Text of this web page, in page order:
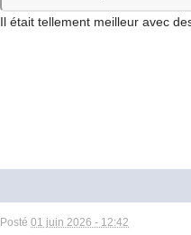
Il était tellement meilleur avec
Posté01 juin 2026 - 12:42